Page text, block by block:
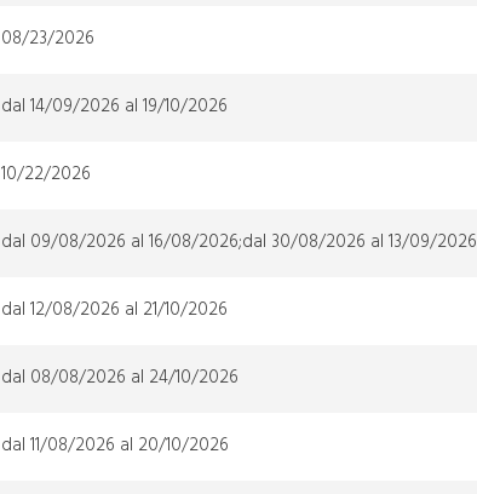
08/23/2026
dal 14/09/2026 al 19/10/2026
10/22/2026
dal 09/08/2026 al 16/08/2026;dal 30/08/2026 al 13/09/2026
dal 12/08/2026 al 21/10/2026
dal 08/08/2026 al 24/10/2026
dal 11/08/2026 al 20/10/2026